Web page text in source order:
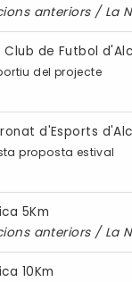
anteriors / La
de Futbol
del projecte
d'Esports
proposta estival
5Km
anteriors / La
10Km